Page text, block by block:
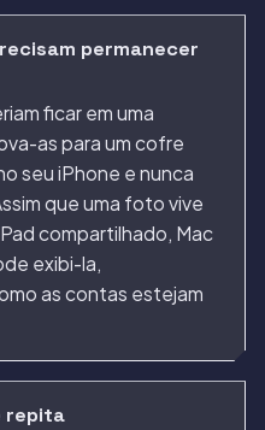
permanecer
ficar em uma
as para um cofre
seu iPhone e nunca
que uma foto vive
compartilhado, Mac
exibi-la,
as contas estejam
repita